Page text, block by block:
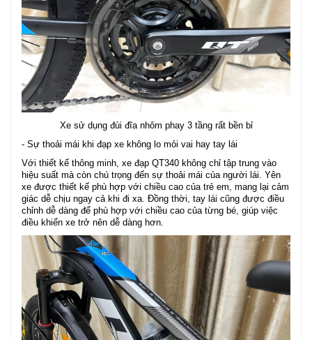
Xe sử dụng đùi đĩa nhôm phay 3 tầng rất bền bỉ
- Sự thoải mái khi đạp xe không lo mỏi vai hay tay lái
Với thiết kế thông minh, xe đạp QT340 không chỉ tập trung vào
hiệu suất mà còn chú trọng đến sự thoải mái của người lái. Yên
xe được thiết kế phù hợp với chiều cao của trẻ em, mang lại cảm
giác dễ chịu ngay cả khi đi xa. Đồng thời, tay lái cũng được điều
chỉnh dễ dàng để phù hợp với chiều cao của từng bé, giúp việc
điều khiển xe trở nên dễ dàng hơn.